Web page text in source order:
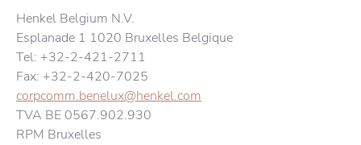
Henkel Belgium N.V.
Esplanade 1 1020 Bruxelles Belgique
Tel: +32-2-421-2711
Fax: +32-2-420-7025
corpcomm.benelux@henkel.com
TVA BE 0567.902.930
RPM Bruxelles